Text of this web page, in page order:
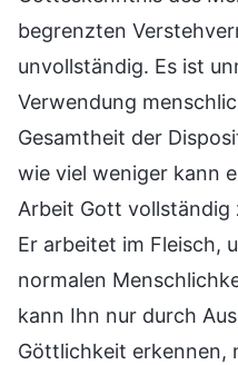
begrenzten
unvollständig. Es ist
Verwendung
Gesamtheit der
wie viel weniger kann
Arbeit Gott vollständig
Er arbeitet im Fleisch,
normalen
kann Ihn nur durch
Göttlichkeit erkennen,